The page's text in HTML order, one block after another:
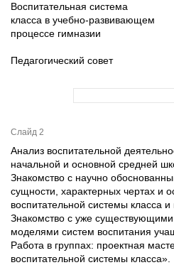
Воспитательная система
класса в учебно-развивающем
процессе гимназии
Педагогический совет
Слайд 2
Анализ воспитательной
начальной и основной средней
Знакомство с научно
сущности, характерных чертах и
воспитательной системы класса и
Знакомство с уже существующими
моделями систем воспитания
Работа в группах: проектная
воспитательной системы класса».